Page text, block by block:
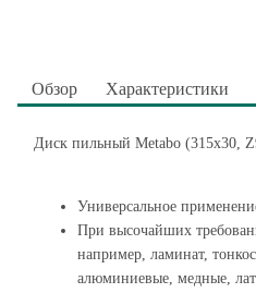
Обзор Характеристики
Диск пильный Metabo (315x30,
Универсальное
При высочайших
например, ламинат,
алюминиевые, медные,